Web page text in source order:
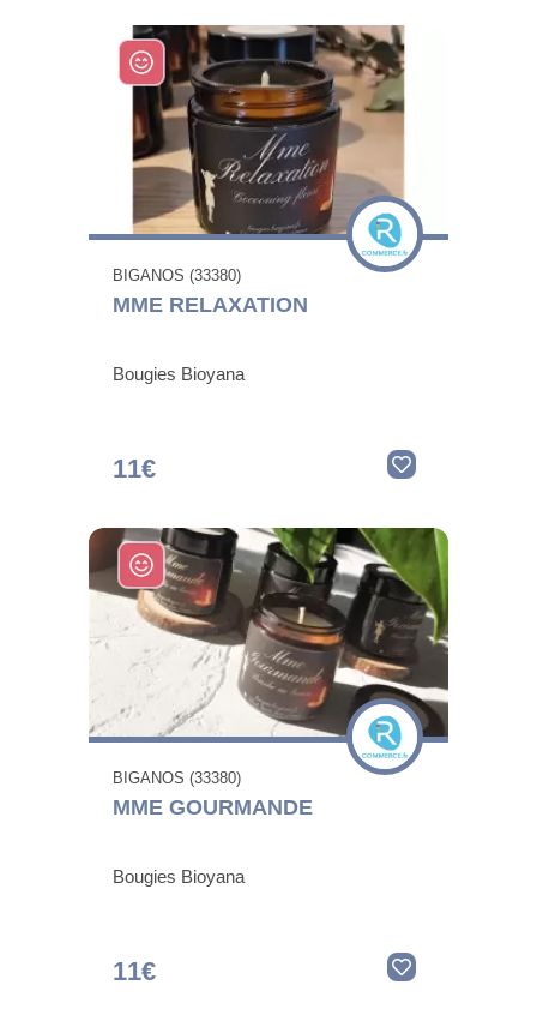
BIGANOS (33380)
MME RELAXATION
Bougies Bioyana
11€
BIGANOS (33380)
MME GOURMANDE
Bougies Bioyana
11€